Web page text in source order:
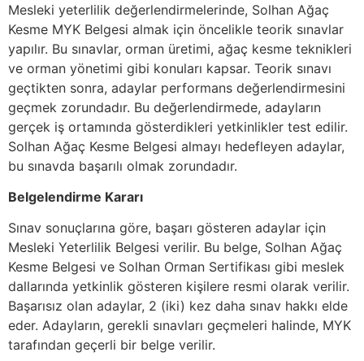
Mesleki yeterlilik değerlendirmelerinde, Solhan Ağaç
Kesme MYK Belgesi almak için öncelikle teorik sınavlar
yapılır. Bu sınavlar, orman üretimi, ağaç kesme teknikleri
ve orman yönetimi gibi konuları kapsar. Teorik sınavı
geçtikten sonra, adaylar performans değerlendirmesini
geçmek zorundadır. Bu değerlendirmede, adayların
gerçek iş ortamında gösterdikleri yetkinlikler test edilir.
Solhan Ağaç Kesme Belgesi almayı hedefleyen adaylar,
bu sınavda başarılı olmak zorundadır.
Belgelendirme Kararı
Sınav sonuçlarına göre, başarı gösteren adaylar için
Mesleki Yeterlilik Belgesi verilir. Bu belge, Solhan Ağaç
Kesme Belgesi ve Solhan Orman Sertifikası gibi meslek
dallarında yetkinlik gösteren kişilere resmi olarak verilir.
Başarısız olan adaylar, 2 (iki) kez daha sınav hakkı elde
eder. Adayların, gerekli sınavları geçmeleri halinde, MYK
tarafından geçerli bir belge verilir.